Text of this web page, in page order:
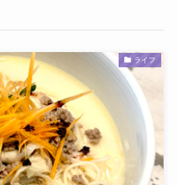
ライフ